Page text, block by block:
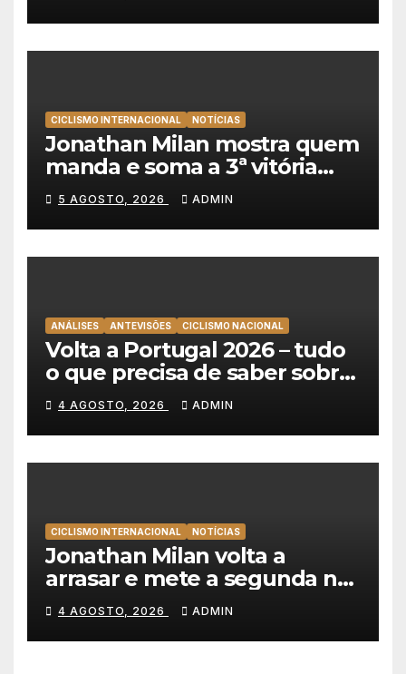
Team Emirates em Lisboa
CICLISMO INTERNACIONAL NOTÍCIAS
Jonathan Milan mostra quem
manda e soma a 3ª vitória
consecutiva na Volta a
Polónia
5 AGOSTO, 2026 ADMIN
ANÁLISES ANTEVISÕES CICLISMO NACIONAL
Volta a Portugal 2026 – tudo
o que precisa de saber sobre
as equipas e o percurso
4 AGOSTO, 2026 ADMIN
CICLISMO INTERNACIONAL NOTÍCIAS
Jonathan Milan volta a
arrasar e mete a segunda na
Volta a Polónia 2026
4 AGOSTO, 2026 ADMIN